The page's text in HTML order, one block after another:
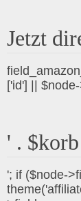
Jetzt
['id'] ||
' .
'; if ($node-